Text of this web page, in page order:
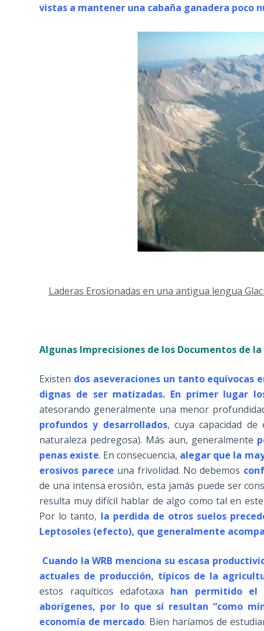
vistas a mantener una cabaña ganadera poco
Laderas Erosionadas en una antigua lengua
Algunas Imprecisiones de los Documentos de la
Existen dos aseveraciones un tanto equívocas
dignas de ser matizadas. En primer lugar
atesorando generalmente una menor
profundos y desarrollados, cuya capacidad
naturaleza pedregosa). Más aun, generalmente
penas existe. En consecuencia, alegar que la
erosivos parece una frivolidad. No debemos
de una intensa erosión, esta jamás puede ser
resulta muy difícil hablar de algo como tal en
Por lo tanto, la perdida de otros suelos
Leptosoles (efecto), que generalmente
Cuando la WRB menciona su escasa
actuales de producción, típicos de la
estos raquíticos edafotaxa han permitido el
aborígenes, por lo que sí resultan “como
economía de mercado. Bien haríamos de